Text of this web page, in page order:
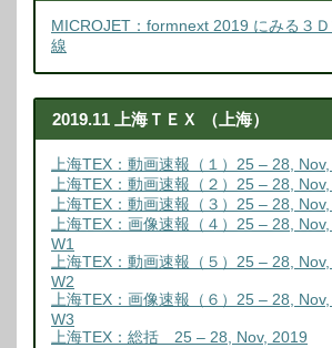
MICROJET：formnext 2019 にみる３
線
2019.11 上海ＴＥＸ （上海）
上海TEX：動画速報（１）25 – 28,
上海TEX：動画速報（２）25 – 28,
上海TEX：動画速報（３）25 – 28,
上海TEX：画像速報（４）25 – 28,
W1
上海TEX：動画速報（５）25 – 28,
W2
上海TEX：画像速報（６）25 – 28,
W3
上海TEX：総括 25 – 28, Nov, 2019